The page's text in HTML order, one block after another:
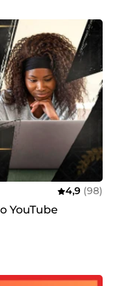
4,9 (98)
YouTube